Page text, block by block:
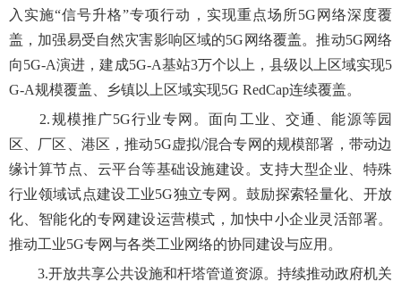
入实施“信号升格”专项行动，实现重点场所5G网络深度覆
盖，加强易受自然灾害影响区域的5G网络覆盖。推动5G网络
向5G-A演进，建成5G-A基站3万个以上，县级以上区域实现5
G-A规模覆盖、乡镇以上区域实现5G RedCap连续覆盖。
2.规模推广5G行业专网。面向工业、交通、能源等园
区、厂区、港区，推动5G虚拟/混合专网的规模部署，带动边
缘计算节点、云平台等基础设施建设。支持大型企业、特殊
行业领域试点建设工业5G独立专网。鼓励探索轻量化、开放
化、智能化的专网建设运营模式，加快中小企业灵活部署。
推动工业5G专网与各类工业网络的协同建设与应用。
3.开放共享公共设施和杆塔管道资源。持续推动政府机关